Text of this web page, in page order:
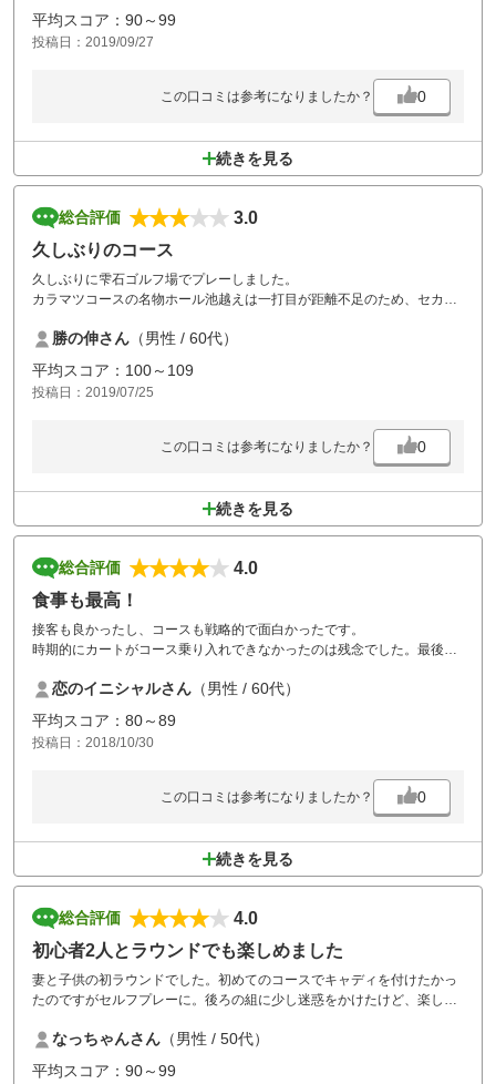
と思います。 コースコンディションも普段はあまりメンテナンスしてな
いのかなぁという感じで、フェアウェイの芝が大分傷んでました。
平均スコア：90～99
投稿日：2019/09/27
この口コミは参考になりましたか？ 0
続きを見る
総合評価
3.0
久しぶりのコース
久しぶりに雫石ゴルフ場でプレーしました。
カラマツコースの名物ホール池越えは一打目が距離不足のため、セカン
コースは綺麗に整備されており綺麗でした。また行きたいですね。た
だ、プレフィー支払いの際にポイントとクーポンがカウントされていま
せんでした。カウンターで申告して訂正してもらいましたが、特に悪び
れた様子もなく、お詫びもなく。後味の悪い結末でした。
勝の伸さん （男性 / 60代）
平均スコア：100～109
投稿日：2019/07/25
この口コミは参考になりましたか？ 0
続きを見る
総合評価
4.0
食事も最高！
接客も良かったし、コースも戦略的で面白かったです。
時期的にカートがコース乗り入れできなかったのは残念でした。最後に
恋のイニシャルさん （男性 / 60代）
平均スコア：80～89
投稿日：2018/10/30
この口コミは参考になりましたか？ 0
続きを見る
総合評価
4.0
初心者2人とラウンドでも楽しめました
妻と子供の初ラウンドでした。初めてのコースでキャディを付けたかっ
たのですがセルフプレーに。後ろの組に少し迷惑をかけたけど、楽しく
くして欲しかったのとヤーデージ表示が分かりにくかったなぁ・・・。
初心者や仲間とワイワイ楽しめるリゾートコースでした。
なっちゃんさん （男性 / 50代）
平均スコア：90～99